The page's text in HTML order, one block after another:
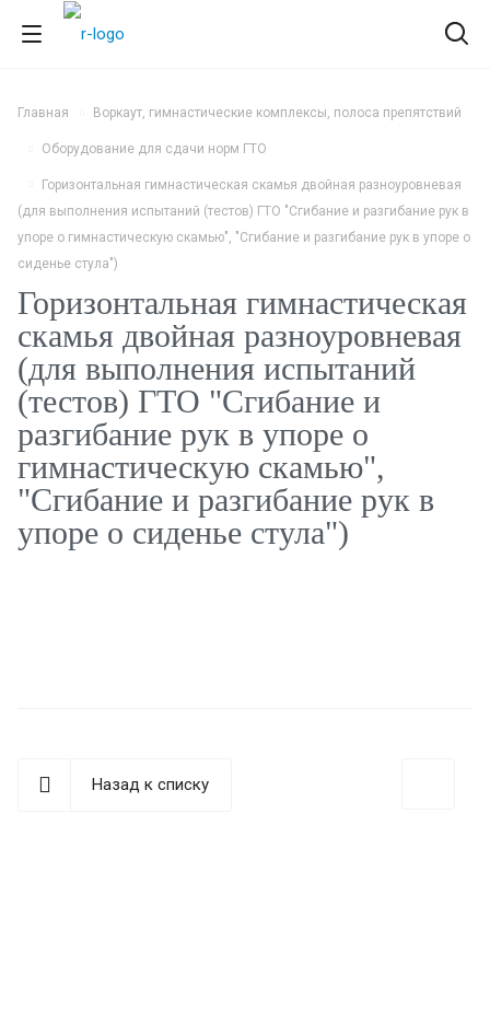
Главная Воркаут, гимнастические комплексы, полоса препятствий
Оборудование для сдачи норм ГТО
Горизонтальная гимнастическая скамья двойная разноуровневая
(для выполнения испытаний (тестов) ГТО "Сгибание и разгибание рук в
упоре о гимнастическую скамью", "Сгибание и разгибание рук в упоре о
сиденье стула")
Горизонтальная гимнастическая
скамья двойная разноуровневая
(для выполнения испытаний
(тестов) ГТО "Сгибание и
разгибание рук в упоре о
гимнастическую скамью",
"Сгибание и разгибание рук в
упоре о сиденье стула")
Назад к списку